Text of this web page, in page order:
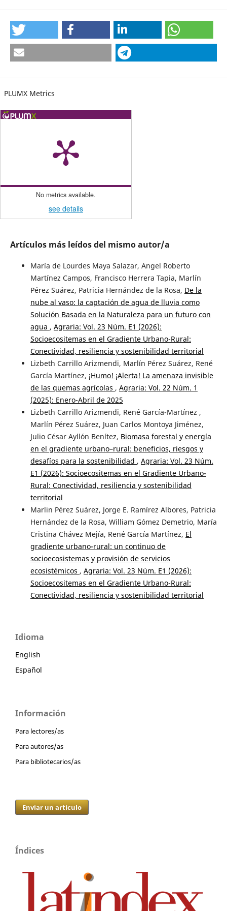
PLUMX Metrics
No metrics available.
see details
Artículos más leídos del mismo autor/a
María de Lourdes Maya Salazar, Angel Roberto
Martínez Campos, Francisco Herrera Tapia, Marlín
Pérez Suárez, Patricia Hernández de la Rosa, De la
nube al vaso: la captación de agua de lluvia como
Solución Basada en la Naturaleza para un futuro con
agua , Agraria: Vol. 23 Núm. E1 (2026):
Socioecositemas en el Gradiente Urbano-Rural:
Conectividad, resiliencia y sostenibilidad territorial
Lizbeth Carrillo Arizmendi, Marlín Pérez Suárez, René
García Martínez, ¡Humo! ¡Alerta! La amenaza invisible
de las quemas agrícolas , Agraria: Vol. 22 Núm. 1
(2025): Enero-Abril de 2025
Lizbeth Carrillo Arizmendi, René García-Martínez ,
Marlín Pérez Suárez, Juan Carlos Montoya Jiménez,
Julio César Ayllón Benítez, Biomasa forestal y energía
en el gradiente urbano–rural: beneficios, riesgos y
desafíos para la sostenibilidad , Agraria: Vol. 23 Núm.
E1 (2026): Socioecositemas en el Gradiente Urbano-
Rural: Conectividad, resiliencia y sostenibilidad
territorial
Marlin Pérez Suárez, Jorge E. Ramírez Albores, Patricia
Hernández de la Rosa, William Gómez Demetrio, María
Cristina Chávez Mejía, René García Martínez, El
gradiente urbano-rural: un continuo de
socioecosistemas y provisión de servicios
ecosistémicos , Agraria: Vol. 23 Núm. E1 (2026):
Socioecositemas en el Gradiente Urbano-Rural:
Conectividad, resiliencia y sostenibilidad territorial
Idioma
English
Español
Información
Para lectores/as
Para autores/as
Para bibliotecarios/as
Enviar un artículo
Índices